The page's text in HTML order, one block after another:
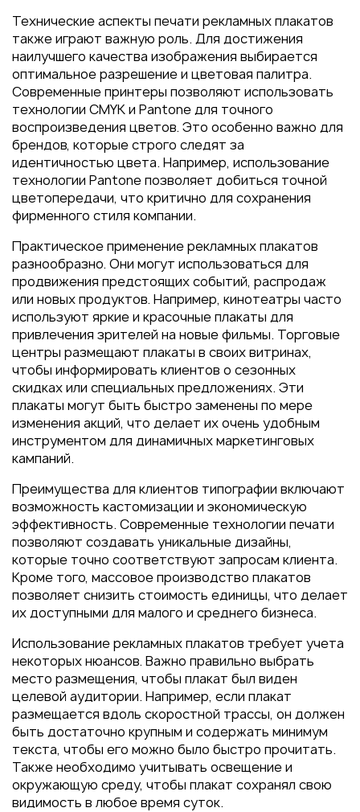
Технические аспекты печати рекламных плакатов
также играют важную роль. Для достижения
наилучшего качества изображения выбирается
оптимальное разрешение и цветовая палитра.
Современные принтеры позволяют использовать
технологии CMYK и Pantone для точного
воспроизведения цветов. Это особенно важно для
брендов, которые строго следят за
идентичностью цвета. Например, использование
технологии Pantone позволяет добиться точной
цветопередачи, что критично для сохранения
фирменного стиля компании.
Практическое применение рекламных плакатов
разнообразно. Они могут использоваться для
продвижения предстоящих событий, распродаж
или новых продуктов. Например, кинотеатры часто
используют яркие и красочные плакаты для
привлечения зрителей на новые фильмы. Торговые
центры размещают плакаты в своих витринах,
чтобы информировать клиентов о сезонных
скидках или специальных предложениях. Эти
плакаты могут быть быстро заменены по мере
изменения акций, что делает их очень удобным
инструментом для динамичных маркетинговых
кампаний.
Преимущества для клиентов типографии включают
возможность кастомизации и экономическую
эффективность. Современные технологии печати
позволяют создавать уникальные дизайны,
которые точно соответствуют запросам клиента.
Кроме того, массовое производство плакатов
позволяет снизить стоимость единицы, что делает
их доступными для малого и среднего бизнеса.
Использование рекламных плакатов требует учета
некоторых нюансов. Важно правильно выбрать
место размещения, чтобы плакат был виден
целевой аудитории. Например, если плакат
размещается вдоль скоростной трассы, он должен
быть достаточно крупным и содержать минимум
текста, чтобы его можно было быстро прочитать.
Также необходимо учитывать освещение и
окружающую среду, чтобы плакат сохранял свою
видимость в любое время суток.